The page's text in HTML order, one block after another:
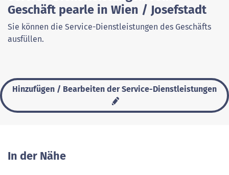
Geschäft pearle in Wien / Josefstadt
Sie können die Service-Dienstleistungen des Geschäfts
ausfüllen.
Hinzufügen / Bearbeiten der Service-Dienstleistungen
In der Nähe